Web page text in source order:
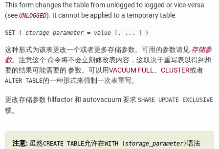
This form changes the table from unlogged to logged or vice-versa
(see UNLOGGED). It cannot be applied to a temporary table.
SET ( storage_parameter = value [, ... ] )
这种形式为该表更改一个或者更多存储参数。可用的参数请见 存储参
数。注意这个 命令将不会立刻修改表内容，这取决于重写表以得到想
要的结果可能需要的 参数。可以用VACUUM FULL、 CLUSTER或者
ALTER TABLE的一种形式来强制一次表重写。
更改存储参数 fillfactor 和 autovacuum 要求 SHARE UPDATE EXCLUSIVE
锁。
注意: 虽然CREATE TABLE允许在WITH (storage_parameter)语法